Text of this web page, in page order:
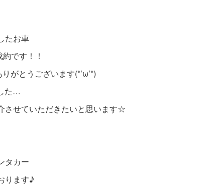
たお車
です！！
がとうございます(*’ω’*)
た…
させていただきたいと思います☆
タカー
ります♪